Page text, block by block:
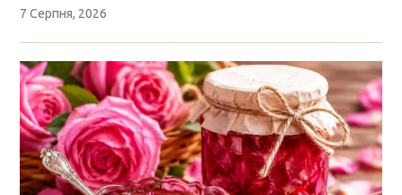
7 Серпня, 2026